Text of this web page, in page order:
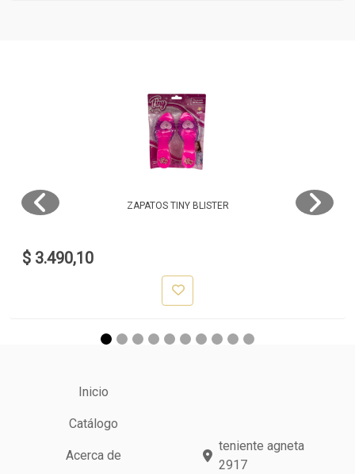
ZAPATOS TINY BLISTER
$ 3.490,10
Inicio
Catálogo
Acerca de
teniente agneta
2917